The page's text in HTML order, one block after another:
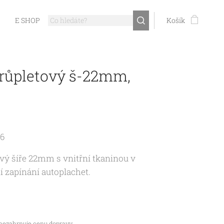
E SHOP Košík
š-22mm,
šíře 22mm s vnitřní tkaninou v
zapínání autoplachet.